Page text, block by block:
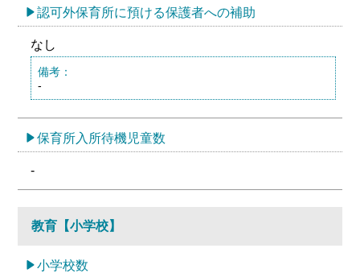
認可外保育所に預ける保護者への補助
なし
備考：
-
保育所入所待機児童数
-
教育【小学校】
小学校数